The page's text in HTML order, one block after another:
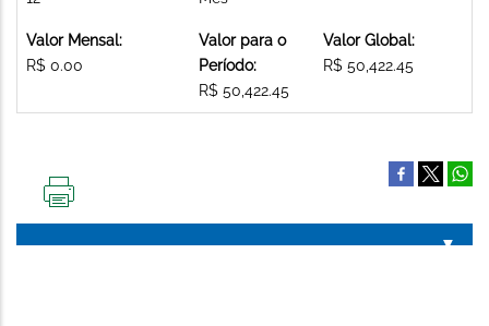
Valor Mensal:
R$ 0.00
Valor para o
Período:
R$ 50,422.45
Valor Global:
R$ 50,422.45
PÁGINA